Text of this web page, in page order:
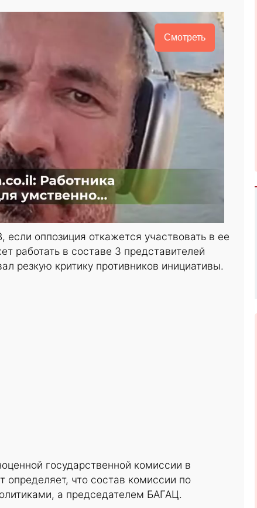
Смотреть
оппозиция откажется участвовать в ее
работать в составе 3 представителей
резкую критику противников инициативы.
государственной комиссии в
определяет, что состав комиссии по
а председателем БАГАЦ.